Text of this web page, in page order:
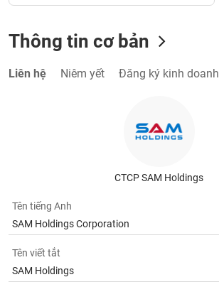
Thông tin cơ bản
Liên hệ Niêm yết Đăng ký kinh doanh
CTCP SAM Holdings
Tên tiếng Anh
SAM Holdings Corporation
Tên viết tắt
SAM Holdings